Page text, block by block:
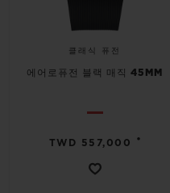
클래식 퓨전
에어로퓨전 블랙 매직 45MM
TWD 557,000 •